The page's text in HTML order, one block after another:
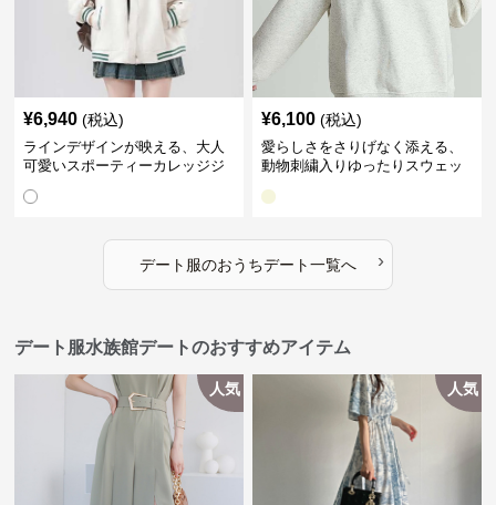
¥6,940 (税込)
ラインデザインが映える、大人
可愛いスポーティーカレッジジ
¥6,100 (税込)
愛らしさをさりげなく添える、
動物刺繍入りゆったりスウェッ
デート服のおうちデート一覧へ ›
デート服水族館デートのおすすめアイテム
人気 人気